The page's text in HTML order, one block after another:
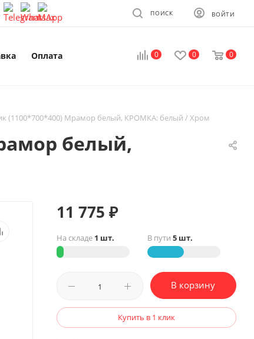
ВОЙТИ
ПОИСК
0 0 0
Оплата
(1100*700*400) Мрамор белый, КРОМКА: белый / Хром
белый,
11 775 ₽
На складе 1 шт. В пути 5 шт.
В корзину
Купить в 1 клик